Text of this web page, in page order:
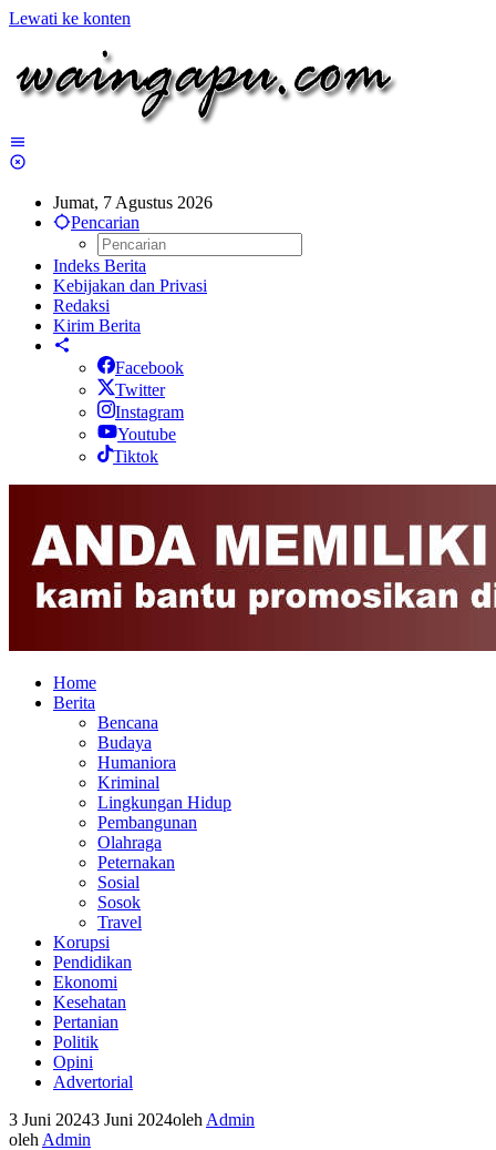
Lewati ke konten
Jumat, 7 Agustus 2026
Pencarian
Indeks Berita
Kebijakan dan Privasi
Redaksi
Kirim Berita
Facebook
Twitter
Instagram
Youtube
Tiktok
Home
Berita
Bencana
Budaya
Humaniora
Kriminal
Lingkungan Hidup
Pembangunan
Olahraga
Peternakan
Sosial
Sosok
Travel
Korupsi
Pendidikan
Ekonomi
Kesehatan
Pertanian
Politik
Opini
Advertorial
3 Juni 20243 Juni 2024oleh Admin
oleh Admin